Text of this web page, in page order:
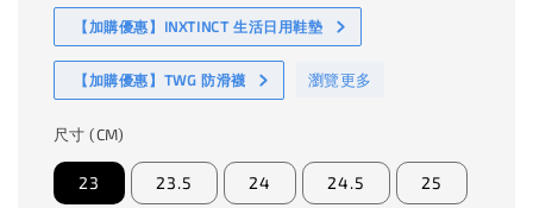
【加購優惠】INXTINCT 生活日用鞋墊
【加購優惠】TWG 防滑襪 瀏覽更多
尺寸 (CM)
23 23.5 24 24.5 25